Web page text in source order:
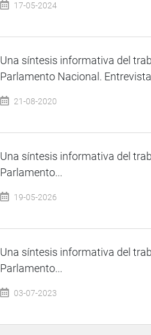
17-05-2024
Una síntesis informativa del
Parlamento Nacional.
21-08-2020
Una síntesis informativa del
Parlamento...
19-05-2026
Una síntesis informativa del
Parlamento...
03-07-2023